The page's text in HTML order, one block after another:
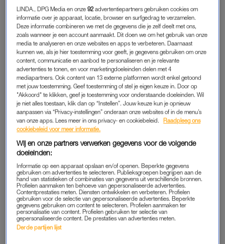
HOT HONEY
De naam Hot Honey doet al het een en ander vermoeden:
honing met chilipeper. Deze pittige honing is onweerstaanbaar
lekker bij bijvoorbeeld halloumi, op je tosti of op pizza. De
combinatie van zoet en pittig geeft je gerecht direct een
upgrade. De Hot Honey van het huismerk Albert Heijn kost €
3,99 voor 350 gram.
LINDA., DPG Media en onze92 advertentiepartners gebruiken cookies om
informatie over je apparaat, locatie, browser en surfgedrag te verzamelen.
Deze informatie combineren we met de gegevens die je zelf deelt met ons,
zoals wanneer je een account aanmaakt. Dit doen we om het gebruik van onze
media te analyseren en onze websites en apps te verbeteren. Daarnaast
kunnen we, als je hier toestemming voor geeft, je gegevens gebruiken om onze
content, communicatie en aanbod te personaliseren en je relevante
advertenties te tonen, en voor marketingdoeleinden delen met 4
mediapartners. Ook content van 13 externe platformen wordt enkel getoond
met jouw toestemming. Geef toestemming of stel je eigen keuze in. Door op
"Akkoord" te klikken, geef je toestemming voor onderstaande doeleinden. Wil
je niet alles toestaan, klik dan op “Instellen”. Jouw keuze kun je opnieuw
aanpassen via “Privacy-instellingen” onderaan onze websites of in de menu’s
van onze apps. Lees meer in ons privacy- en cookiebeleid.
Raadpleeg ons
cookiebeleid voor meer informatie.
Wij en onze partners verwerken gegevens voor de volgende
doeleinden:
Informatie op een apparaat opslaan en/of openen. Beperkte gegevens
gebruiken om advertenties te selecteren. Publieksgroepen begrijpen aan de
hand van statistieken of combinaties van gegevens uit verschillende bronnen.
Profielen aanmaken ten behoeve van gepersonaliseerde advertenties.
Contentprestaties meten. Diensten ontwikkelen en verbeteren. Profielen
gebruiken voor de selectie van gepersonaliseerde advertenties. Beperkte
gegevens gebruiken om content te selecteren. Profielen aanmaken ter
personalisatie van content. Profielen gebruiken ter selectie van
gepersonaliseerde content. De prestaties van advertenties meten.
Derde partijen lijst